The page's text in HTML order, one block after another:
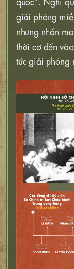
giải phóng
nhưng nhấn
thời cơ đến
tức giải phóng